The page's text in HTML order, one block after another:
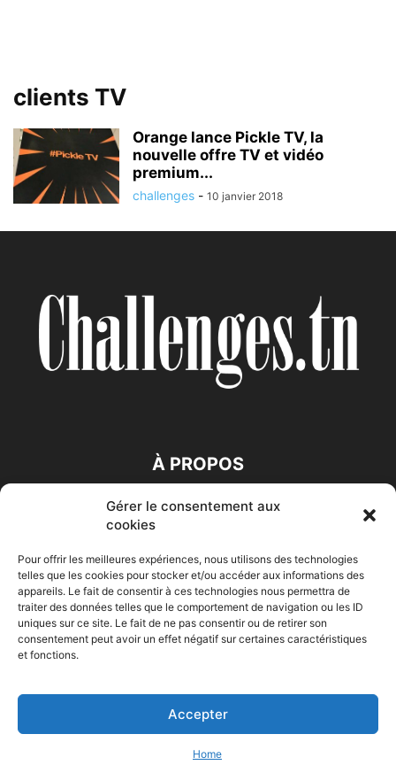
Gérer le consentement aux
cookies
Pour offrir les meilleures expériences, nous utilisons des technologies
telles que les cookies pour stocker et/ou accéder aux informations des
appareils. Le fait de consentir à ces technologies nous permettra de
traiter des données telles que le comportement de navigation ou les ID
uniques sur ce site. Le fait de ne pas consentir ou de retirer son
consentement peut avoir un effet négatif sur certaines caractéristiques
et fonctions.
Accepter
Home
clients TV
Orange lance Pickle TV, la
nouvelle offre TV et vidéo
premium...
challenges - 10 janvier 2018
À PROPOS
SUIVEZ NOUS
Accueil Economie Entreprises Entrepreneur Afrique
HIGH-TECH Auto-Moto
© Challenges.tn By AAKOM.DIGITAL